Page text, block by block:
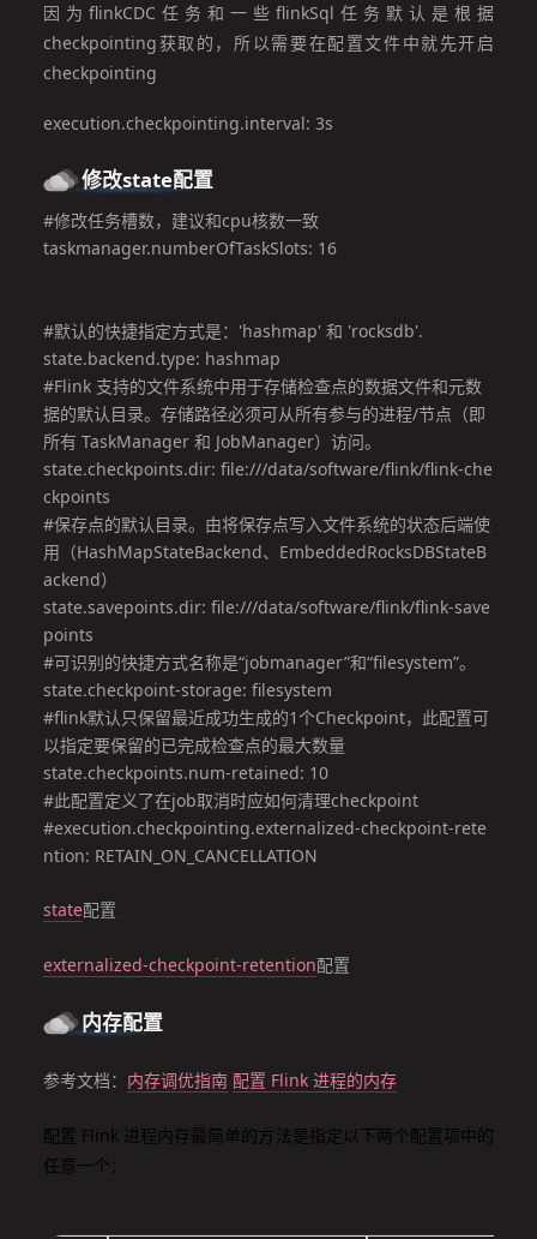
因为flinkCDC任务和一些flinkSql任务默认是根据
checkpointing获取的，所以需要在配置文件中就先开启
checkpointing
execution.checkpointing.interval: 3s
修改state配置
#修改任务槽数，建议和cpu核数一致
taskmanager.numberOfTaskSlots: 16
#默认的快捷指定方式是：'hashmap' 和 'rocksdb'.
state.backend.type: hashmap
#Flink 支持的文件系统中用于存储检查点的数据文件和元数
据的默认目录。存储路径必须可从所有参与的进程/节点（即
所有 TaskManager 和 JobManager）访问。
state.checkpoints.dir: file:///data/software/flink/flink-che
ckpoints
#保存点的默认目录。由将保存点写入文件系统的状态后端使
用（HashMapStateBackend、EmbeddedRocksDBStateB
ackend）
state.savepoints.dir: file:///data/software/flink/flink-save
points
#可识别的快捷方式名称是“jobmanager”和“filesystem”。
state.checkpoint-storage: filesystem
#flink默认只保留最近成功生成的1个Checkpoint，此配置可
以指定要保留的已完成检查点的最大数量
state.checkpoints.num-retained: 10
#此配置定义了在job取消时应如何清理checkpoint
#execution.checkpointing.externalized-checkpoint-rete
ntion: RETAIN_ON_CANCELLATION
state配置
externalized-checkpoint-retention配置
内存配置
参考文档： 内存调优指南 配置 Flink 进程的内存
配置 Flink 进程内存最简单的方法是指定以下两个配置项中的
任意一个：